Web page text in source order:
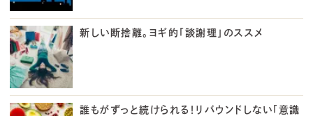
新しい断捨離。ヨギ的「談謝理」のススメ
誰もがずっと続けられる！リバウンドしない「意識